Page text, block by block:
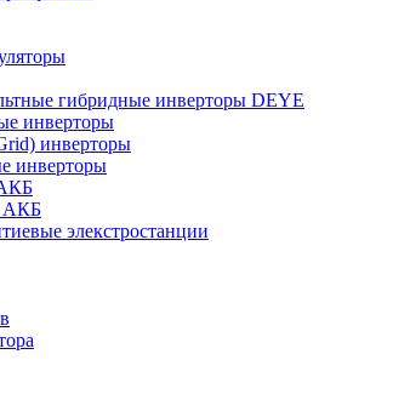
гибридные инверторы DEYE
инверторы
инверторы
инверторы
АКБ
элекстростанции